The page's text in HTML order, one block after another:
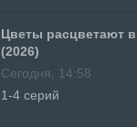
Цветы расцветают
(2026)
Сегодня, 14:58
1-4 серий